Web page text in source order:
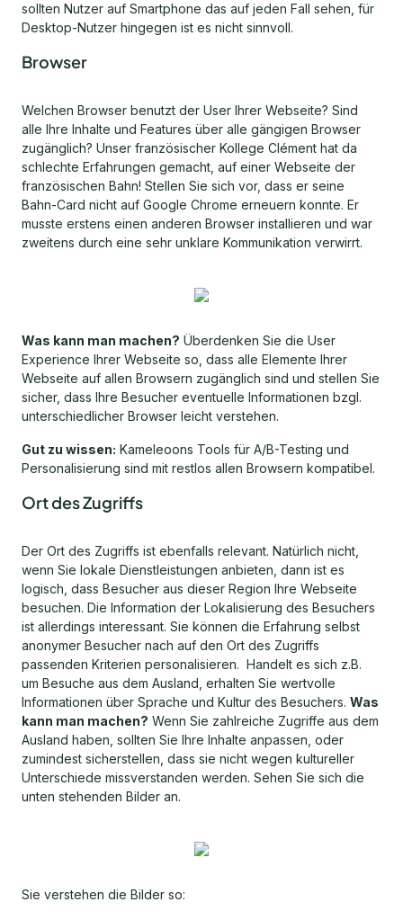
sollten Nutzer auf Smartphone das auf jeden Fall sehen, für
Desktop-Nutzer hingegen ist es nicht sinnvoll.
Browser
Welchen Browser benutzt der User Ihrer Webseite? Sind
alle Ihre Inhalte und Features über alle gängigen Browser
zugänglich? Unser französischer Kollege Clément hat da
schlechte Erfahrungen gemacht, auf einer Webseite der
französischen Bahn! Stellen Sie sich vor, dass er seine
Bahn-Card nicht auf Google Chrome erneuern konnte. Er
musste erstens einen anderen Browser installieren und war
zweitens durch eine sehr unklare Kommunikation verwirrt.
Was kann man machen? Überdenken Sie die User
Experience Ihrer Webseite so, dass alle Elemente Ihrer
Webseite auf allen Browsern zugänglich sind und stellen Sie
sicher, dass Ihre Besucher eventuelle Informationen bzgl.
unterschiedlicher Browser leicht verstehen.
Gut zu wissen: Kameleoons Tools für A/B-Testing und
Personalisierung sind mit restlos allen Browsern kompatibel.
Ort des Zugriffs
Der Ort des Zugriffs ist ebenfalls relevant. Natürlich nicht,
wenn Sie lokale Dienstleistungen anbieten, dann ist es
logisch, dass Besucher aus dieser Region Ihre Webseite
besuchen. Die Information der Lokalisierung des Besuchers
ist allerdings interessant. Sie können die Erfahrung selbst
anonymer Besucher nach auf den Ort des Zugriffs
passenden Kriterien personalisieren. Handelt es sich z.B.
um Besuche aus dem Ausland, erhalten Sie wertvolle
Informationen über Sprache und Kultur des Besuchers. Was
kann man machen? Wenn Sie zahlreiche Zugriffe aus dem
Ausland haben, sollten Sie Ihre Inhalte anpassen, oder
zumindest sicherstellen, dass sie nicht wegen kultureller
Unterschiede missverstanden werden. Sehen Sie sich die
unten stehenden Bilder an.
Sie verstehen die Bilder so: